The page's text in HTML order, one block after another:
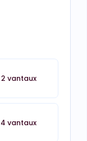
2 vantaux
4 vantaux